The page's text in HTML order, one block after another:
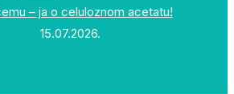
– ja o celuloznom acetatu!
15.07.2026.